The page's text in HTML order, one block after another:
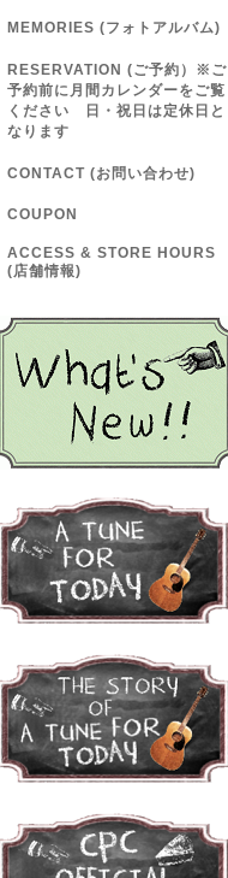
MEMORIES (フォトアルバム)
RESERVATION (ご予約）※ご
予約前に月間カレンダーをご覧
ください 日・祝日は定休日と
なります
CONTACT (お問い合わせ)
COUPON
ACCESS & STORE HOURS
(店舗情報)